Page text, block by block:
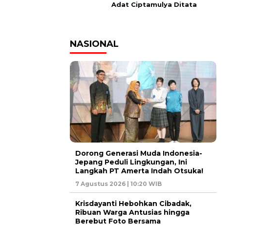
Adat Ciptamulya Ditata
NASIONAL
Dorong Generasi Muda Indonesia-
Jepang Peduli Lingkungan, Ini
Langkah PT Amerta Indah Otsuka!
7 Agustus 2026 | 10:20 WIB
Krisdayanti Hebohkan Cibadak,
Ribuan Warga Antusias hingga
Berebut Foto Bersama